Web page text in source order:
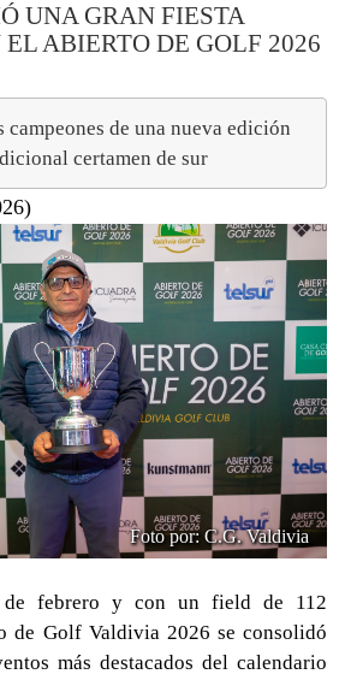
UNA GRAN FIESTA
ABIERTO DE GOLF 2026
campeones de una nueva edición
certamen de sur
Foto por: C.G. Valdivia
febrero y con un field de 112
de Golf Valdivia 2026 se consolidó
más destacados del calendario